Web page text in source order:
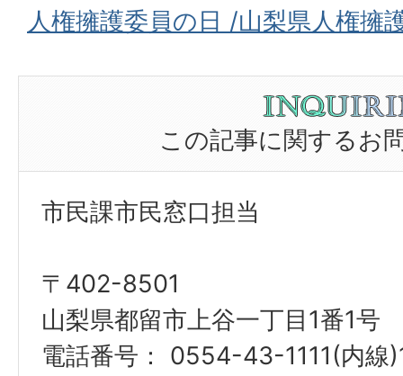
人権擁護委員の日 /山梨県人権擁
この記事に関するお
市民課市民窓口担当
〒402-8501
山梨県都留市上谷一丁目1番1号
電話番号： 0554-43-1111(内線